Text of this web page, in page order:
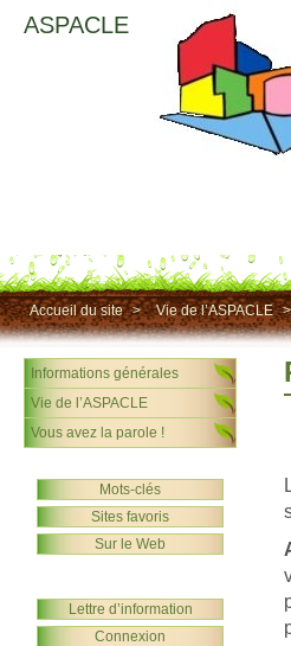
ASPACLE
Accueil du site > Vie de l’ASPACLE
Informations générales
Vie de l’ASPACLE
Vous avez la parole !
Mots-clés
Sites favoris
Sur le Web
Lettre d’information
Connexion